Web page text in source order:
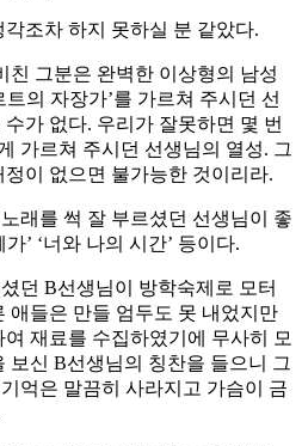
조차 하지 못하실 분 같았다.
친 그분은 완벽한 이상형의 남성
의 자장가’를 가르쳐 주시던 선
가 없다. 우리가 잘못하면 몇 번
가르쳐 주시던 선생님의 열성. 그
이 없으면 불가능한 것이리라.
래를 썩 잘 부르셨던 선생님이 좋
’ ‘너와 나의 시간’ 등이다.
던 B선생님이 방학숙제로 모터
애들은 만들 엄두도 못 내었지만
재료를 수집하였기에 무사히 모
보신 B선생님의 칭찬을 들으니 그
억은 말끔히 사라지고 가슴이 금